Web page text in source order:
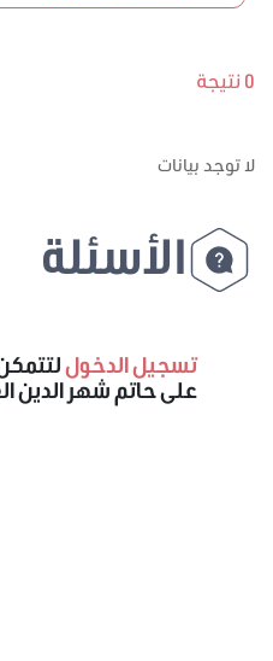
0 نتيجة
لا توجد بيانات
الأسئلة
تسجيل الدخول
على حاتم شهر الدين